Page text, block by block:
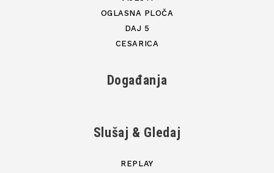
OGLASNA PLOČA
DAJ 5
CESARICA
Događanja
Slušaj & Gledaj
REPLAY